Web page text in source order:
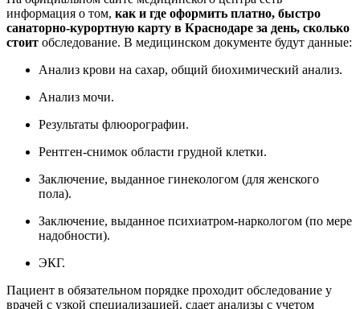
информация о том, как и где оформить платно, быстро
санаторно-курортную карту в Краснодаре за день, сколько
стоит обследование. В медицинском документе будут данные:
Анализ крови на сахар, общий биохимический анализ.
Анализ мочи.
Результаты флюорографии.
Рентген-снимок области грудной клетки.
Заключение, выданное гинекологом (для женского
пола).
Заключение, выданное психиатром-наркологом (по мере
надобности).
ЭКГ.
Пациент в обязательном порядке проходит обследование у
врачей с узкой специализацией, сдает анализы с учетом